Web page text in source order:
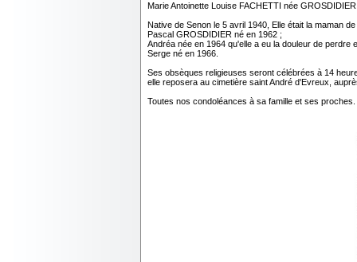
Marie Antoinette Louise FACHETTI née
Native de Senon le 5 avril 1940, Elle était la maman de
Pascal GROSDIDIER né en 1962 ;
Andréa née en 1964 qu'elle a eu la douleur de perdre
Serge né en 1966.
Ses obsèques religieuses seront célébrées à 14
elle reposera au cimetière saint André d'Evreux,
Toutes nos condoléances à sa famille et ses proches.